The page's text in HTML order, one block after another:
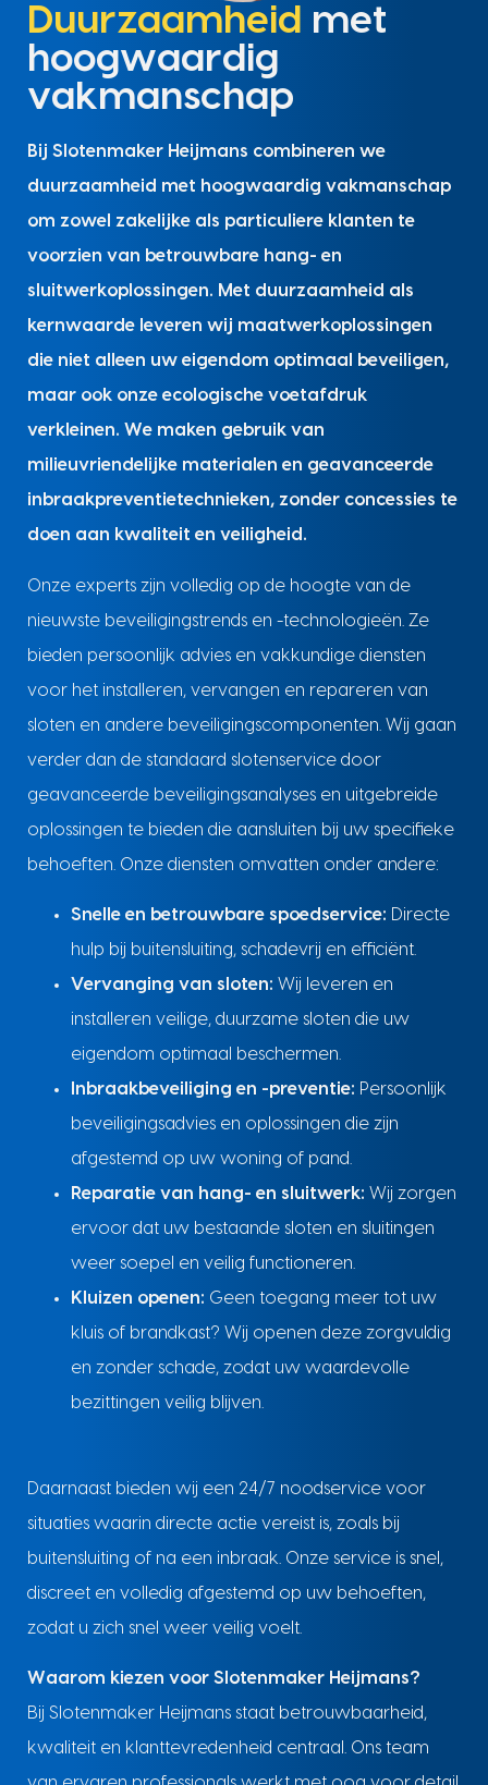
Duurzaamheid met
hoogwaardig
vakmanschap
Bij Slotenmaker Heijmans combineren we
duurzaamheid met hoogwaardig vakmanschap
om zowel zakelijke als particuliere klanten te
voorzien van betrouwbare hang- en
sluitwerkoplossingen. Met duurzaamheid als
kernwaarde leveren wij maatwerkoplossingen
die niet alleen uw eigendom optimaal beveiligen,
maar ook onze ecologische voetafdruk
verkleinen. We maken gebruik van
milieuvriendelijke materialen en geavanceerde
inbraakpreventietechnieken, zonder concessies te
doen aan kwaliteit en veiligheid.
Onze experts zijn volledig op de hoogte van de
nieuwste beveiligingstrends en -technologieën. Ze
bieden persoonlijk advies en vakkundige diensten
voor het installeren, vervangen en repareren van
sloten en andere beveiligingscomponenten. Wij gaan
verder dan de standaard slotenservice door
geavanceerde beveiligingsanalyses en uitgebreide
oplossingen te bieden die aansluiten bij uw specifieke
behoeften. Onze diensten omvatten onder andere:
Snelle en betrouwbare spoedservice: Directe
hulp bij buitensluiting, schadevrij en efficiënt.
Vervanging van sloten: Wij leveren en
installeren veilige, duurzame sloten die uw
eigendom optimaal beschermen.
Inbraakbeveiliging en -preventie: Persoonlijk
beveiligingsadvies en oplossingen die zijn
afgestemd op uw woning of pand.
Reparatie van hang- en sluitwerk: Wij zorgen
ervoor dat uw bestaande sloten en sluitingen
weer soepel en veilig functioneren.
Kluizen openen: Geen toegang meer tot uw
kluis of brandkast? Wij openen deze zorgvuldig
en zonder schade, zodat uw waardevolle
bezittingen veilig blijven.
Daarnaast bieden wij een 24/7 noodservice voor
situaties waarin directe actie vereist is, zoals bij
buitensluiting of na een inbraak. Onze service is snel,
discreet en volledig afgestemd op uw behoeften,
zodat u zich snel weer veilig voelt.
Waarom kiezen voor Slotenmaker Heijmans?
Bij Slotenmaker Heijmans staat betrouwbaarheid,
kwaliteit en klanttevredenheid centraal. Ons team